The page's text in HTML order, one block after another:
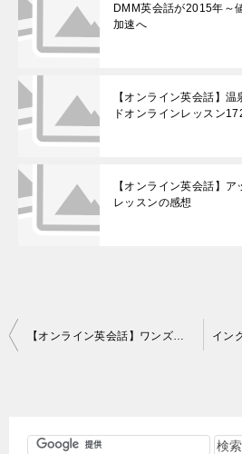
DMM英会話が2015年～
加速へ
【オンライン英会話】
ドオンラインレッスン
【オンライン英会話】
レッスンの感想
投